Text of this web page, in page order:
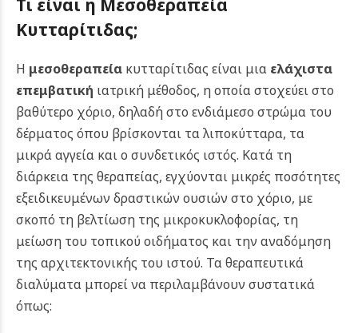
Τι είναι η Μεσοθεραπεία
Κυτταρίτιδας;
Η μεσοθεραπεία κυτταρίτιδας είναι μια ελάχιστα
επεμβατική ιατρική μέθοδος, η οποία στοχεύει στο
βαθύτερο χόριο, δηλαδή στο ενδιάμεσο στρώμα του
δέρματος όπου βρίσκονται τα λιποκύτταρα, τα
μικρά αγγεία και ο συνδετικός ιστός. Κατά τη
διάρκεια της θεραπείας, εγχύονται μικρές ποσότητες
εξειδικευμένων δραστικών ουσιών στο χόριο, με
σκοπό τη βελτίωση της μικροκυκλοφορίας, τη
μείωση του τοπικού οιδήματος και την αναδόμηση
της αρχιτεκτονικής του ιστού. Τα θεραπευτικά
διαλύματα μπορεί να περιλαμβάνουν συστατικά
όπως: